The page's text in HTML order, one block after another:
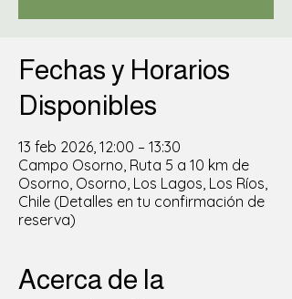
Fechas y Horarios
Disponibles
13 feb 2026, 12:00 – 13:30
Campo Osorno, Ruta 5 a 10 km de
Osorno, Osorno, Los Lagos, Los Ríos,
Chile (Detalles en tu confirmación de
reserva)
Acerca de la